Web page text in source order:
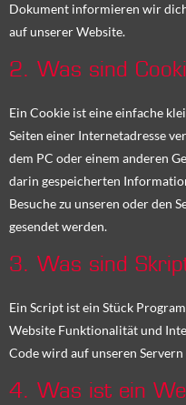
Dokument informieren wir
auf unserer Website.
2. Was sind
Ein Cookie ist eine einfache
Seiten einer Internetadresse
dem PC oder einem anderen
darin gespeicherten
Besuche zu unseren oder den
gesendet werden.
3. Was sind
Ein Script ist ein Stück
Website Funktionalität und
Code wird auf unseren
4. Was ist ein